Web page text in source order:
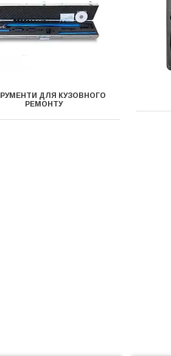
ДЛЯ КУЗОВНОГО
РЕМОНТУ